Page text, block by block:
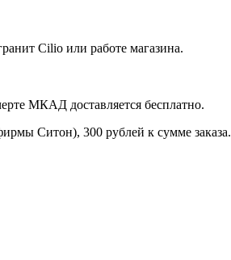
Cilio или работе магазина.
МКАД доставляется бесплатно.
Ситон), 300 рублей к сумме заказа.